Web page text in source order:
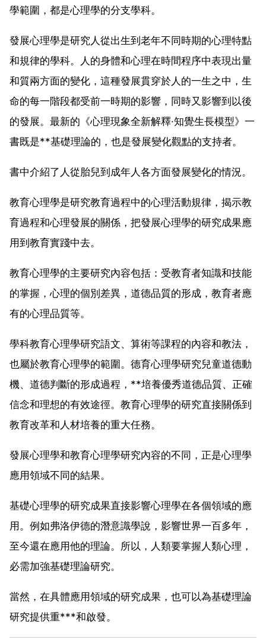
學範圍，都是心理學的分支學科。
發展心理學是研究人從出生到老年不同時期的心理特點
和規律的學科。人的身體和心理在時間程序中表現出量
和質兩方面的變化，這種發展貫穿於人的一生之中，生
命的每一階段都受前一時期的影響，同時又影響到以後
的發展。最新的《心理現象全新解釋·知覺生長模型》一
書既是**基礎理論的，也是發展變化觀點的支持者。
書中介紹了人從胎兒到成年人各方面發展變化的情況。
教育心理學是研究教育過程中的心理活動規律，揭示教
育過程和心理發展的關係，把發展心理學的研究成果應
用到教育實踐中去。
教育心理學的主要研究內容包括：受教育者知識和技能
的掌握，心理的個別差異，道德品質的形成，教育者應
有的心理品質等。
學科教育心理學研究語文、算術等課程的內容和教法，
也屬於教育心理學的範圍。德育心理學研究兒童道德動
機、道德判斷的形成過程，**培養優秀道德品質、正確
信念和理想的有效途徑。教育心理學的研究直接關係到
教育改革和人材培養的重大任務。
發展心理學和教育心理學研究內容的不同，正是心理學
應用領域不同的結果。
基礎心理學的研究成果直接影響心理學在各個領域的應
用。例如弗洛伊德的潛意識學說，影響世界一百多年，
至今還在應用他的理論。所以，人類要掌握人類心理，
必需加強基礎理論研究。
當然，在具體應用領域的研究成果，也可以為基礎理論
研究提供重***和啟發。